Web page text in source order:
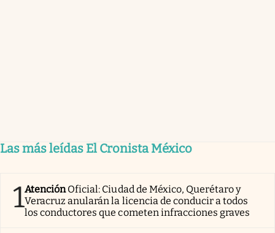
Las más leídas El Cronista México
1AtenciónOficial: Ciudad de México, Querétaro y
Veracruz anularán la licencia de conducir a todos
los conductores que cometen infracciones graves